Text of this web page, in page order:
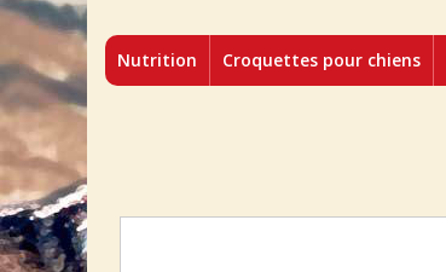
Nutrition Croquettes pour chiens